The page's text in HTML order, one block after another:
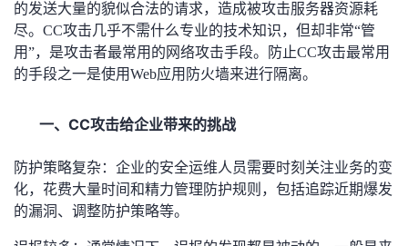
博
客
的
论
我
的
我
播
活
的
我
的
我
的发送大量的貌似合法的请求，造成被攻击服务器资源耗
尽。CC攻击几乎不需什么专业的技术知识，但却非常“管
用”，是攻击者最常用的网络攻击手段。防止CC攻击最常用
的手段之一是使用Web应用防火墙来进行隔离。
一、 CC攻击给企业带来的挑战
防护策略复杂：企业的安全运维人员需要时刻关注业务的变
化，花费大量时间和精力管理防护规则，包括追踪近期爆发
的漏洞、调整防护策略等。